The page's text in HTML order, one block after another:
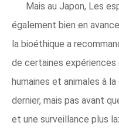
Mais au Japon, Les
également bien en
la bioéthique a
de certaines
humaines et animales à
dernier, mais pas avant
et une surveillance plus